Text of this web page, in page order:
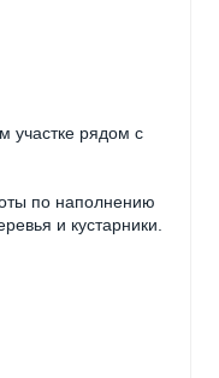
участке рядом с
по наполнению
и кустарники.